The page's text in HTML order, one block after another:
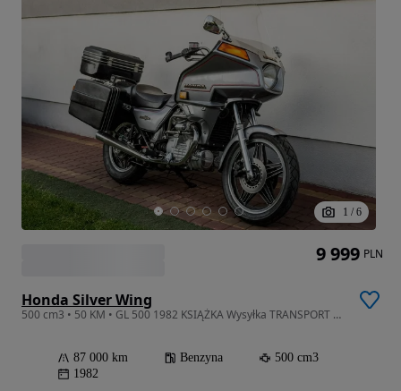
1 / 6
Honda Silver Wing
500 cm3 • 50 KM • GL 500 1982 KSIĄŻKA Wysyłka TRANSPORT Największy Wybór Moto w PL KUFRY
87 000 km Benzyna
500 cm3
1982
9 999 PLN